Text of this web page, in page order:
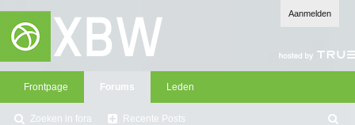
Aanmelden
Frontpage Forums
Zoeken in fora Recente Posts
Leden